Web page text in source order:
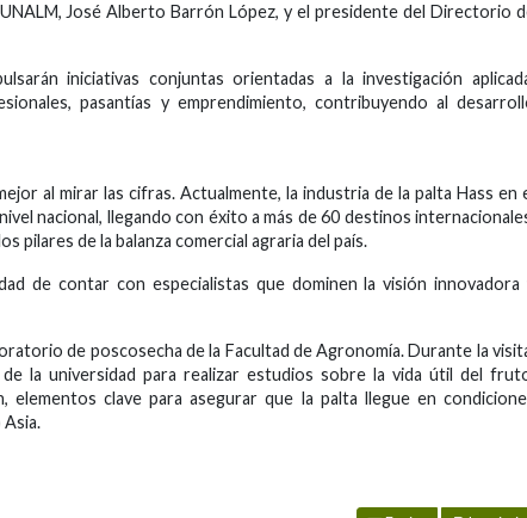
José Alberto Barrón López, y el presidente del Directorio
iniciativas conjuntas orientadas a la investigación
pasantías y emprendimiento, contribuyendo al
al mirar las cifras. Actualmente, la industria de la palta Hass en
nacional, llegando con éxito a más de 60 destinos
pilares de la balanza comercial agraria del país.
de contar con especialistas que dominen la visión innovadora
de poscosecha de la Facultad de Agronomía. Durante la
la universidad para realizar estudios sobre la vida útil del
clave para asegurar que la palta llegue en